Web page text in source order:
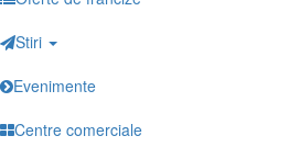
Stiri
Evenimente
Centre comerciale